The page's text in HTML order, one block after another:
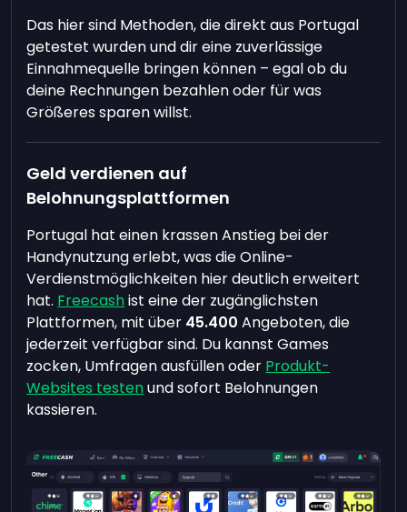
Das hier sind Methoden, die direkt aus Portugal
getestet wurden und dir eine zuverlässige
Einnahmequelle bringen können – egal ob du
deine Rechnungen bezahlen oder für was
Größeres sparen willst.
Geld verdienen auf
Belohnungsplattformen
Portugal hat einen krassen Anstieg bei der
Handynutzung erlebt, was die Online-
Verdienstmöglichkeiten hier deutlich erweitert
hat. Freecashist eine der zugänglichsten
Plattformen, mit über 45.400 Angeboten, die
jederzeit verfügbar sind. Du kannst Games
zocken, Umfragen ausfüllen oder Produkt-
Websites testenund sofort Belohnungen
kassieren.